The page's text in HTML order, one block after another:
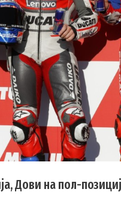
Дови на пол-